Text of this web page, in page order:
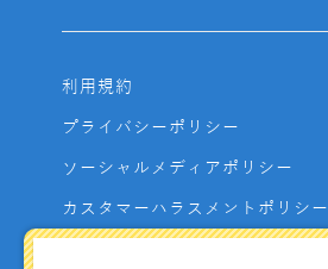
利用規約
プライバシーポリシー
ソーシャルメディアポリシー
カスタマーハラスメントポリシー